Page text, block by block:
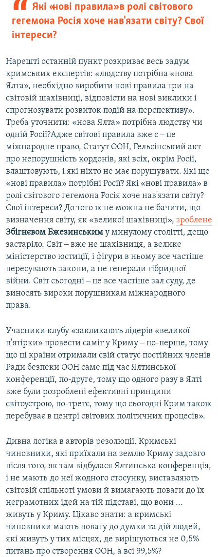
Які «нові правила» в ролі світового
гегемона Росія хоче нав'язати світу? Свої
інтереси?
Нарешті останній пункт розкриває весь задум
кримських експертів: «людству потрібна «нова
Ялта», необхідно виробити нові правила гри на
світовій шахівниці, відповісти на нові виклики і
спрогнозувати розвиток подій на перспективу».
Треба уточнити: «нова Ялта» потрібна людству чи
одній Росії?Адже світові правила вже є ‒ це
міжнародне право, Статут ООН, Гельсінський акт
про непорушність кордонів, які всіх, окрім Росії,
влаштовують, і які ніхто не має порушувати. Які ще
«нові правила» потрібні Росії? Які «нові правила» в
ролі світового гегемона Росія хоче нав'язати світу?
Свої інтереси? До того ж не можна не бачити, що
визначення світу, як «великої шахівниці», зроблене
Збігнєвом Бжезинським у минулому столітті, дещо
застаріло. Світ ‒ вже не шахівниця, а велике
міністерство юстиції, і фігури в ньому все частіше
пересувають закони, а не генерали гібридної
війни. Світ сьогодні ‒ це все частіше зал суду, де
виносять вироки порушникам міжнародного
права.
Учасники клубу «закликають лідерів «великої
п'ятірки» провести саміт у Криму ‒ по-перше, тому
що ці країни отримали свій статус постійних членів
Ради безпеки ООН саме під час Ялтинської
конференції, по-друге, тому що одного разу в Ялті
вже були розроблені ефективні принципи
світоустрою, по-третє, тому що сьогодні Крим також
перебуває в центрі світових політичних процесів».
Дивна логіка в авторів резолюції. Кримські
чиновники, які приїхали на землю Криму задовго
після того, як там відбулася Ялтинська конференція,
і не мають до неї жодного стосунку, виставляють
світовій спільноті умови й вимагають поваги до їх
неграмотних ідей на тій підставі, що вони ...
живуть у Криму. Цікаво знати: а кримські
чиновники мають повагу до думки та дій людей,
які живуть у тих місцях, де вирішуються не 0,5%
питань про створення ООН, а всі 99,5%?